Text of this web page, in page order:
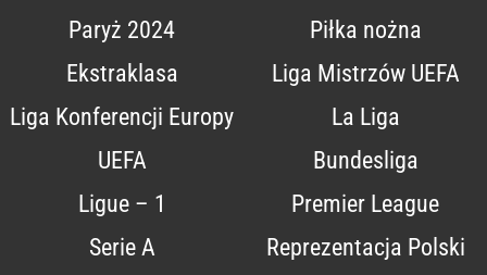
Paryż 2024
Piłka nożna
Ekstraklasa
Liga Mistrzów UEFA
Liga Konferencji Europy
UEFA
La Liga
Bundesliga
Ligue – 1
Premier League
Serie A
Reprezentacja Polski